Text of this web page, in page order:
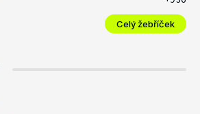
Celý žebříček